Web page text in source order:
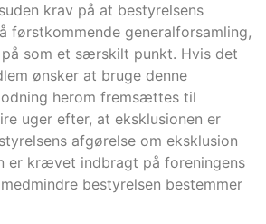
krav på at bestyrelsens
førstkommende generalforsamling,
som et særskilt punkt. Hvis det
ønsker at bruge denne
herom fremsættes til
uger efter, at eksklusionen er
afgørelse om eksklusion
er krævet indbragt på foreningens
bestyrelsen bestemmer